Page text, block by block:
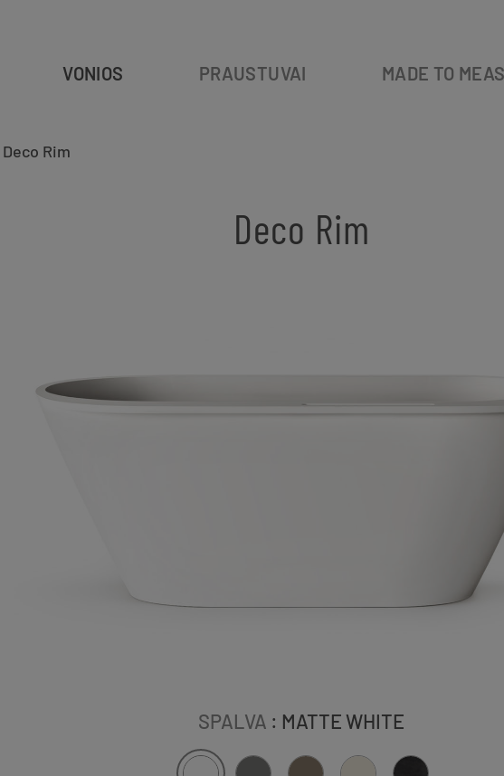
VONIOS PRAUSTUVAI MADE TO
Deco Rim
Deco Rim
SPALVA : MATTE WHITE